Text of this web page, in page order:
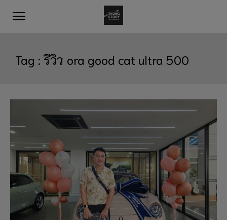
Tag :รีวิว ora good cat ultra 500